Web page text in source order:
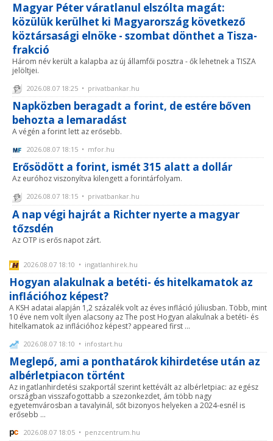
Magyar Péter váratlanul elszólta magát:
közülük kerülhet ki Magyarország következő
köztársasági elnöke - szombat dönthet a Tisza-
frakció
Három név került a kalapba az új államfői posztra - ők lehetnek a TISZA
jelöltjei.
2026.08.07 18:25 • privatbankar.hu
Napközben beragadt a forint, de estére bőven
behozta a lemaradást
A végén a forint lett az erősebb.
2026.08.07 18:15 • mfor.hu
Erősödött a forint, ismét 315 alatt a dollár
Az euróhoz viszonyítva kilengett a forintárfolyam.
2026.08.07 18:15 • privatbankar.hu
A nap végi hajrát a Richter nyerte a magyar
tőzsdén
Az OTP is erős napot zárt.
2026.08.07 18:10 • ingatlanhirek.hu
Hogyan alakulnak a betéti- és hitelkamatok az
inflációhoz képest?
A KSH adatai alapján 1,2 százalék volt az éves infláció júliusban. Több, mint
10 éve nem volt ilyen alacsony az The post Hogyan alakulnak a betéti- és
hitelkamatok az inflációhoz képest? appeared first ...
2026.08.07 18:10 • infostart.hu
Meglepő, ami a ponthatárok kihirdetése után az
albérletpiacon történt
Az ingatlanhirdetési szakportál szerint kettévált az albérletpiac: az egész
országban visszafogottabb a szezonkezdet, ám több nagy
egyetemvárosban a tavalyinál, sőt bizonyos helyeken a 2024-esnél is
erősebb ...
2026.08.07 18:05 • penzcentrum.hu